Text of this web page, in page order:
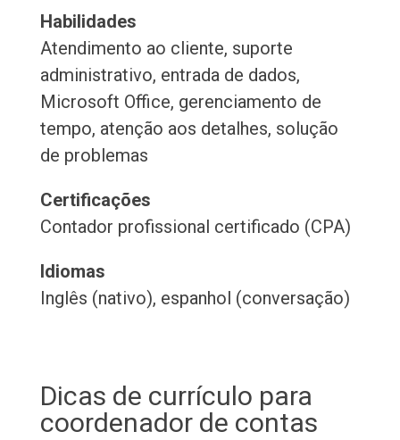
Habilidades
Atendimento ao cliente, suporte
administrativo, entrada de dados,
Microsoft Office, gerenciamento de
tempo, atenção aos detalhes, solução
de problemas
Certificações
Contador profissional certificado (CPA)
Idiomas
Inglês (nativo), espanhol (conversação)
Dicas de currículo para
coordenador de contas